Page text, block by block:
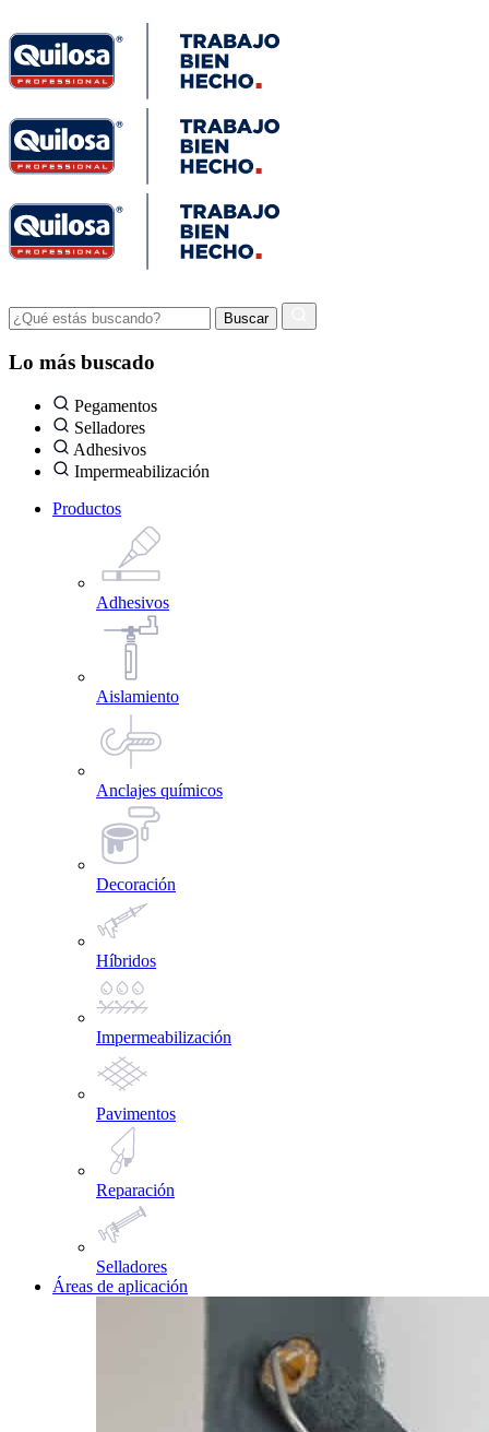
Lo más buscado
Pegamentos
Selladores
Adhesivos
Impermeabilización
Productos
Adhesivos
Aislamiento
Anclajes químicos
Decoración
Híbridos
Impermeabilización
Pavimentos
Reparación
Selladores
Áreas de aplicación